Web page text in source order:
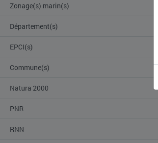
Zonage(s) marin(s)
Département(s)
EPCI(s)
Commune(s)
Natura 2000
PNR
RNN